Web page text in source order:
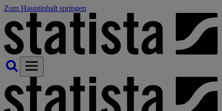
Zum Hauptinhalt springen